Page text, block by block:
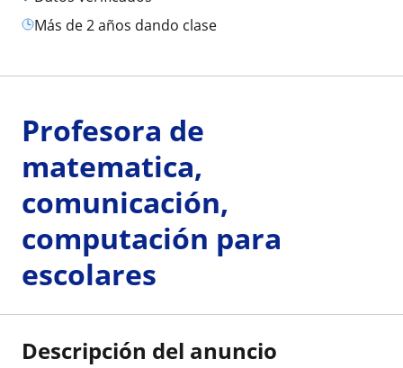
más de 2 años dando clase
Profesora de
matematica,
comunicación,
computación para
escolares
Descripción del anuncio